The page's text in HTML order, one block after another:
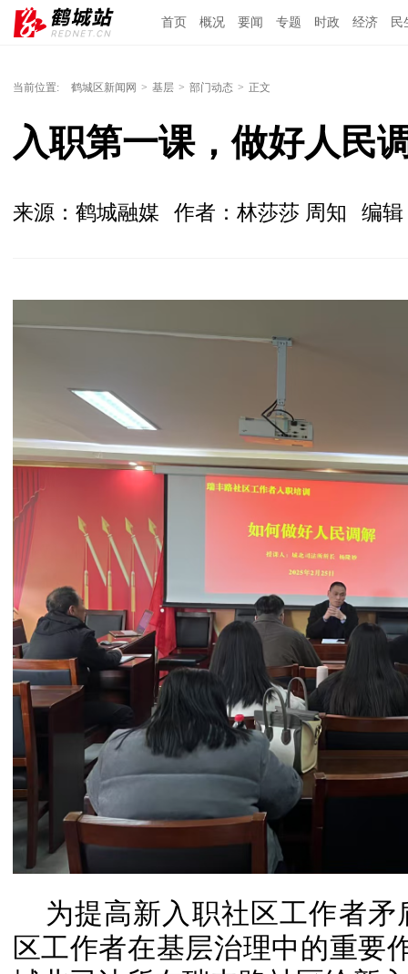
首页 概况 要闻 专题 时政 经济 民
当前位置: 鹤城区新闻网 > 基层 > 部门动态 > 正文
入职第一课，做好人民
来源：鹤城融媒 作者：林莎莎 周知 编
为提高新入职社区工作者
区工作者在基层治理中的重要